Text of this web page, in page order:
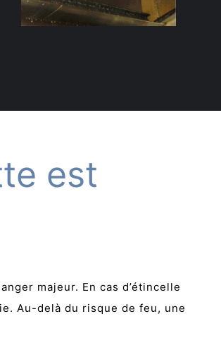
est
majeur. En cas d’étincelle
Au-delà du risque de feu, une